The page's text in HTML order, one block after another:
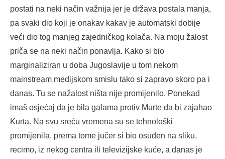
postati na neki način važnija jer je država postala manja,
pa svaki dio koji je onakav kakav je automatski dobije
veći dio tog manjeg zajedničkog kolača. Na moju žalost
priča se na neki način ponavlja. Kako si bio
marginaliziran u doba Jugoslavije u tom nekom
mainstream medijskom smislu tako si zapravo skoro pa i
danas. Tu se nažalost ništa nije promijenilo. Ponekad
imaš osjećaj da je bila galama protiv Murte da bi zajahao
Kurta. Na svu sreću vremena su se tehnološki
promijenila, prema tome jučer si bio osuđen na sliku,
recimo, iz nekog centra ili televizijske kuće, a danas je